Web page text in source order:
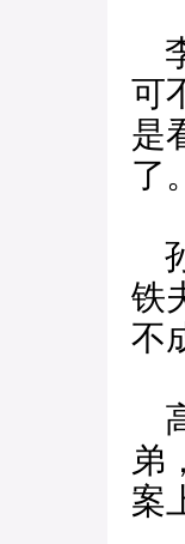
可
是
了
铁
不
弟
案